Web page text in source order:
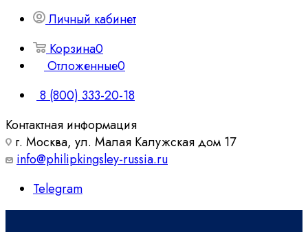
Личный кабинет
Корзина0
Отложенные0
8 (800) 333-20-18
Контактная информация
г. Москва, ул. Малая Калужская дом 17
info@philipkingsley-russia.ru
Telegram